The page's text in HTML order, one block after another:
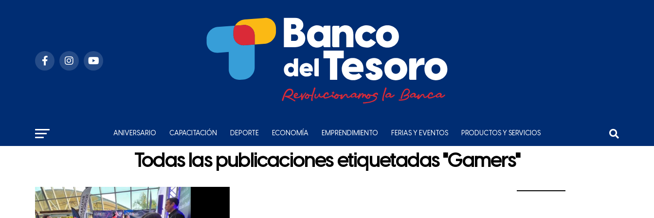
ANIVERSARIO CAPACITACIÓN DEPORTE ECONOMÍA EMPRENDIMIENTO FERIAS Y EVENTOS PRODUCTOS Y SERVICIOS
Todas las publicaciones etiquetadas "Gamers"